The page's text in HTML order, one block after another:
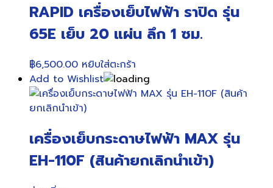
RAPID เครื่องเย็บไฟฟ้า ราปิด รุ่น
65E เย็บ 20 แผ่น ลึก 1 ซม.
฿6,500.00 หยิบใส่ตะกร้า
Add to Wishlist
เครื่องเย็บกระดาษไฟฟ้า MAX รุ่น
EH-110F (สินค้ายกเลิกนำเข้า)